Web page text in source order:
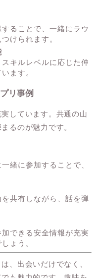
ることで、一緒にラウ
けられます。
キルレベルに応じた仲
ます。
リ事例
しています。共通の山
るのが魅力です。
緒に参加することで、
共有しながら、話を弾
できる安全情報が充実
ょう。
、出会いだけでなく、